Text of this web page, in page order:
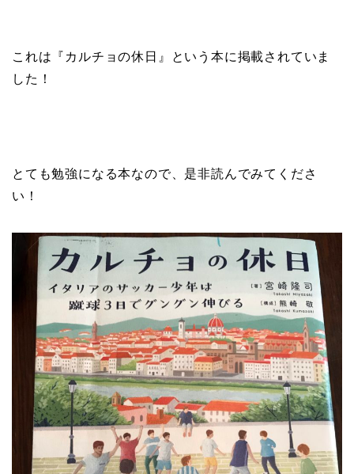
これは『カルチョの休日』という本に掲載されていま
した！
とても勉強になる本なので、是非読んでみてくださ
い！